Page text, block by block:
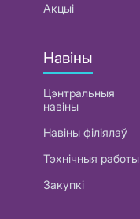
Акцыі
Навіны
Цэнтральныя
навіны
Навіны філіялаў
Тэхнічныя работы
Закупкі